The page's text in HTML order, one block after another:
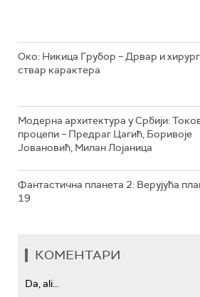
Око: Никица Грубор – Дрвар и
ствар карактера
Модерна архитектура у Србији:
процепи – Предраг Цагић, Боривоје
Јовановић, Милан Лојаница
Фантастична планета 2: Верујућа
19
КОМЕНТАРИ
Da, ali...